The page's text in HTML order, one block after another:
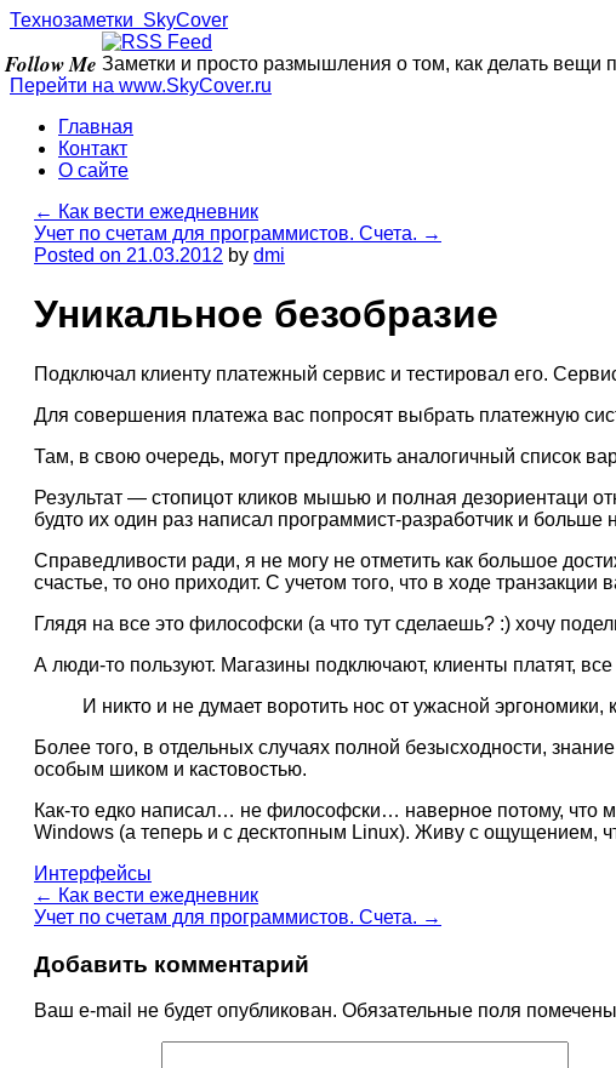
Технозаметки SkyCover
Follow Me Заметки и просто размышления о том, как делать вещи
Перейти на www.SkyCover.ru
Главная
Контакт
О сайте
← Как вести ежедневник
Учет по счетам для программистов. Счета. →
Posted on 21.03.2012 by dmi
Уникальное безобразие
Подключал клиенту платежный сервис и тестировал его.
Для совершения платежа вас попросят выбрать платежную
Там, в свою очередь, могут предложить аналогичный список
Результат — стопицот кликов мышью и полная дезориентаци
будто их один раз написал программист-разработчик и больше
Справедливости ради, я не могу не отметить как большое
счастье, то оно приходит. С учетом того, что в ходе
Глядя на все это философски (а что тут сделаешь? :) хочу
А люди-то пользуют. Магазины подключают, клиенты платят, все
И никто и не думает воротить нос от ужасной
Более того, в отдельных случаях полной безысходности,
особым шиком и кастовостью.
Как-то едко написал… не философски… наверное потому, что
Windows (а теперь и с десктопным Linux). Живу с ощущением,
Интерфейсы
← Как вести ежедневник
Учет по счетам для программистов. Счета. →
Добавить комментарий
Ваш e-mail не будет опубликован. Обязательные поля помечены